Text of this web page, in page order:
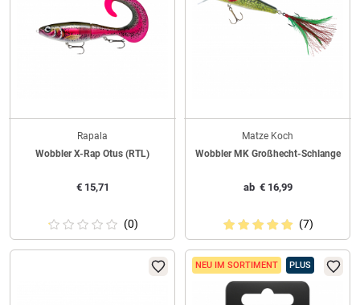
Rapala
Wobbler X-Rap Otus (RTL)
€15,71
(0)
Matze Koch
Wobbler MK Großhecht-Schlange
ab €16,99
(7)
NEU IM SORTIMENT PLUS